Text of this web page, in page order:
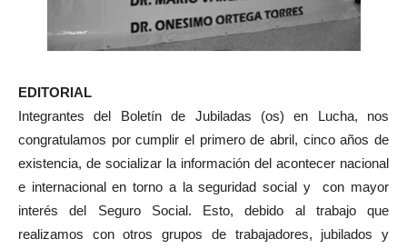
EDITORIAL
Integrantes del Boletín de Jubiladas (os) en Lucha, nos
congratulamos por cumplir el primero de abril, cinco años de
existencia, de socializar la información del acontecer nacional
e internacional en torno a la seguridad social y con mayor
interés del Seguro Social. Esto, debido al trabajo que
realizamos con otros grupos de trabajadores, jubilados y